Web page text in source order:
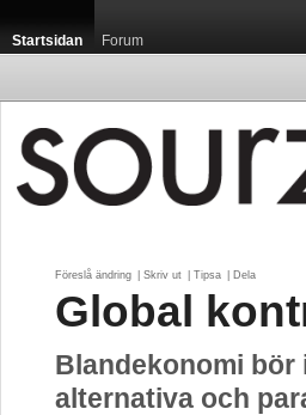
Startsidan Forum
Föreslå ändring Skriv ut Tipsa Dela
Global
Blandekonomi
alternativa och